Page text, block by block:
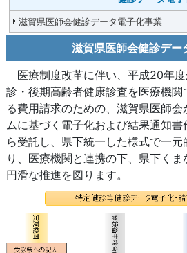
滋賀県医師会健診データ電子化事業
滋賀県医師会健診デー
医療制度改革に伴い、平成20年
診・後期高齢者健康診査を医療機
る費用請求のための、滋賀県医師
ムに基づく電子化および結果通知
ら受託し、県下統一した様式で一元
り、医療機関と連携の下、県下く
円滑な推進を図ります。